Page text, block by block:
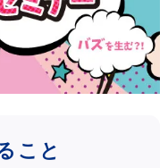
こと